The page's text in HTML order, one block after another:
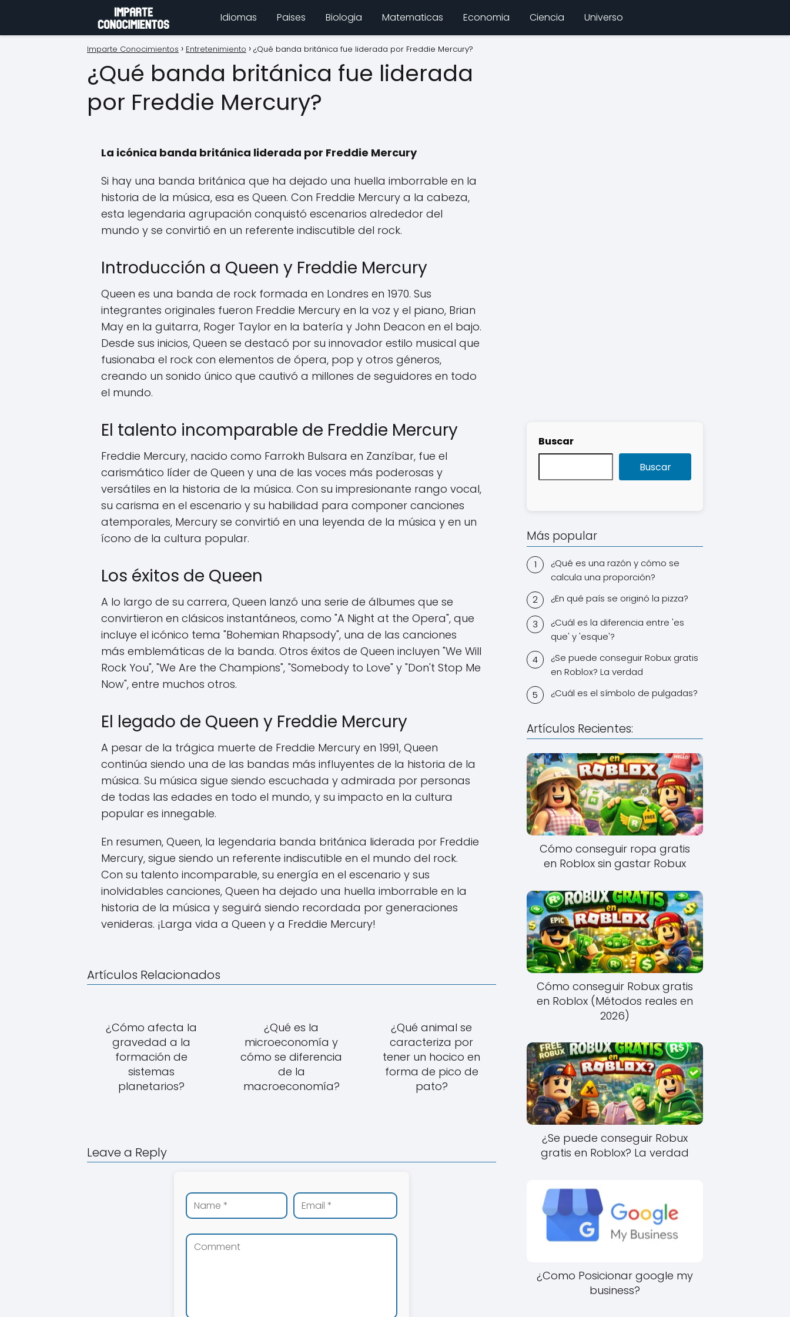
Idiomas Paises Biologia Matematicas Economia Ciencia Universo
Imparte Conocimientos Entretenimiento ¿Qué banda británica fue liderada por Freddie Mercury?
¿Qué banda británica fue liderada
por Freddie Mercury?
La icónica banda británica liderada por Freddie Mercury
Si hay una banda británica que ha dejado una huella imborrable en la
historia de la música, esa es Queen. Con Freddie Mercury a la cabeza,
esta legendaria agrupación conquistó escenarios alrededor del
mundo y se convirtió en un referente indiscutible del rock.
Introducción a Queen y Freddie Mercury
Queen es una banda de rock formada en Londres en 1970. Sus
integrantes originales fueron Freddie Mercury en la voz y el piano, Brian
May en la guitarra, Roger Taylor en la batería y John Deacon en el bajo.
Desde sus inicios, Queen se destacó por su innovador estilo musical que
fusionaba el rock con elementos de ópera, pop y otros géneros,
creando un sonido único que cautivó a millones de seguidores en todo
el mundo.
El talento incomparable de Freddie Mercury
Freddie Mercury, nacido como Farrokh Bulsara en Zanzíbar, fue el
carismático líder de Queen y una de las voces más poderosas y
versátiles en la historia de la música. Con su impresionante rango vocal,
su carisma en el escenario y su habilidad para componer canciones
atemporales, Mercury se convirtió en una leyenda de la música y en un
ícono de la cultura popular.
Los éxitos de Queen
A lo largo de su carrera, Queen lanzó una serie de álbumes que se
convirtieron en clásicos instantáneos, como "A Night at the Opera", que
incluye el icónico tema "Bohemian Rhapsody", una de las canciones
más emblemáticas de la banda. Otros éxitos de Queen incluyen "We Will
Rock You", "We Are the Champions", "Somebody to Love" y "Don't Stop Me
Now", entre muchos otros.
El legado de Queen y Freddie Mercury
A pesar de la trágica muerte de Freddie Mercury en 1991, Queen
continúa siendo una de las bandas más influyentes de la historia de la
música. Su música sigue siendo escuchada y admirada por personas
de todas las edades en todo el mundo, y su impacto en la cultura
popular es innegable.
En resumen, Queen, la legendaria banda británica liderada por Freddie
Mercury, sigue siendo un referente indiscutible en el mundo del rock.
Con su talento incomparable, su energía en el escenario y sus
inolvidables canciones, Queen ha dejado una huella imborrable en la
historia de la música y seguirá siendo recordada por generaciones
venideras. ¡Larga vida a Queen y a Freddie Mercury!
Artículos Relacionados
¿Cómo afecta la
gravedad a la
formación de
sistemas
planetarios?
¿Qué es la
microeconomía y
cómo se diferencia
de la
macroeconomía?
¿Qué animal se
caracteriza por
tener un hocico en
forma de pico de
pato?
Leave a Reply
Buscar
Buscar
Más popular
¿Qué es una razón y cómo se
calcula una proporción?
¿En qué país se originó la pizza?
¿Cuál es la diferencia entre 'es
que' y 'esque'?
¿Se puede conseguir Robux gratis
en Roblox? La verdad
¿Cuál es el símbolo de pulgadas?
Artículos Recientes:
Cómo conseguir ropa gratis
en Roblox sin gastar Robux
Cómo conseguir Robux gratis
en Roblox (Métodos reales en
2026)
¿Se puede conseguir Robux
gratis en Roblox? La verdad
¿Como Posicionar google my
business?